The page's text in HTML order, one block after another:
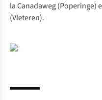
la Canadaweg (Poperinge)
(Vleteren).